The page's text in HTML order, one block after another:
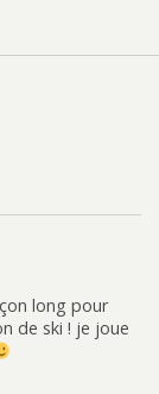
long pour
de ski ! je joue